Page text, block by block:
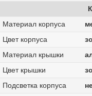
Материал корпуса
Цвет корпуса
Материал крышки
Цвет крышки
Подсветка корпуса